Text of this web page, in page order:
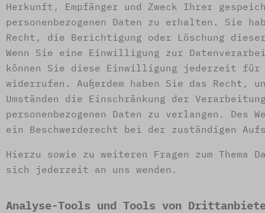
Herkunft, Empfänger und Zweck Ihrer
personenbezogenen Daten zu erhalten. Sie
Recht, die Berichtigung oder Löschung
Wenn Sie eine Einwilligung zur
können Sie diese Einwilligung jederzeit für
widerrufen. Außerdem haben Sie das Recht,
Umständen die Einschränkung der
personenbezogenen Daten zu verlangen. Des
ein Beschwerderecht bei der zuständigen
Hierzu sowie zu weiteren Fragen zum Thema
sich jederzeit an uns wenden.
Analyse-Tools und Tools von